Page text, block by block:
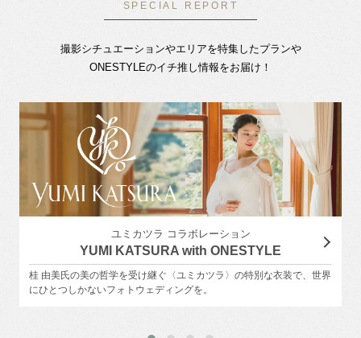
SPECIAL REPORT
撮影シチュエーションやエリアを特集したプランや
ONESTYLEのイチ推し情報をお届け！
ユミカツラ コラボレーション
YUMI KATSURA with ONESTYLE
桂 由美氏の美の哲学を受け継ぐ〈ユミカツラ〉の特別な衣装で、世界
にひとつしかないフォトウェディングを。